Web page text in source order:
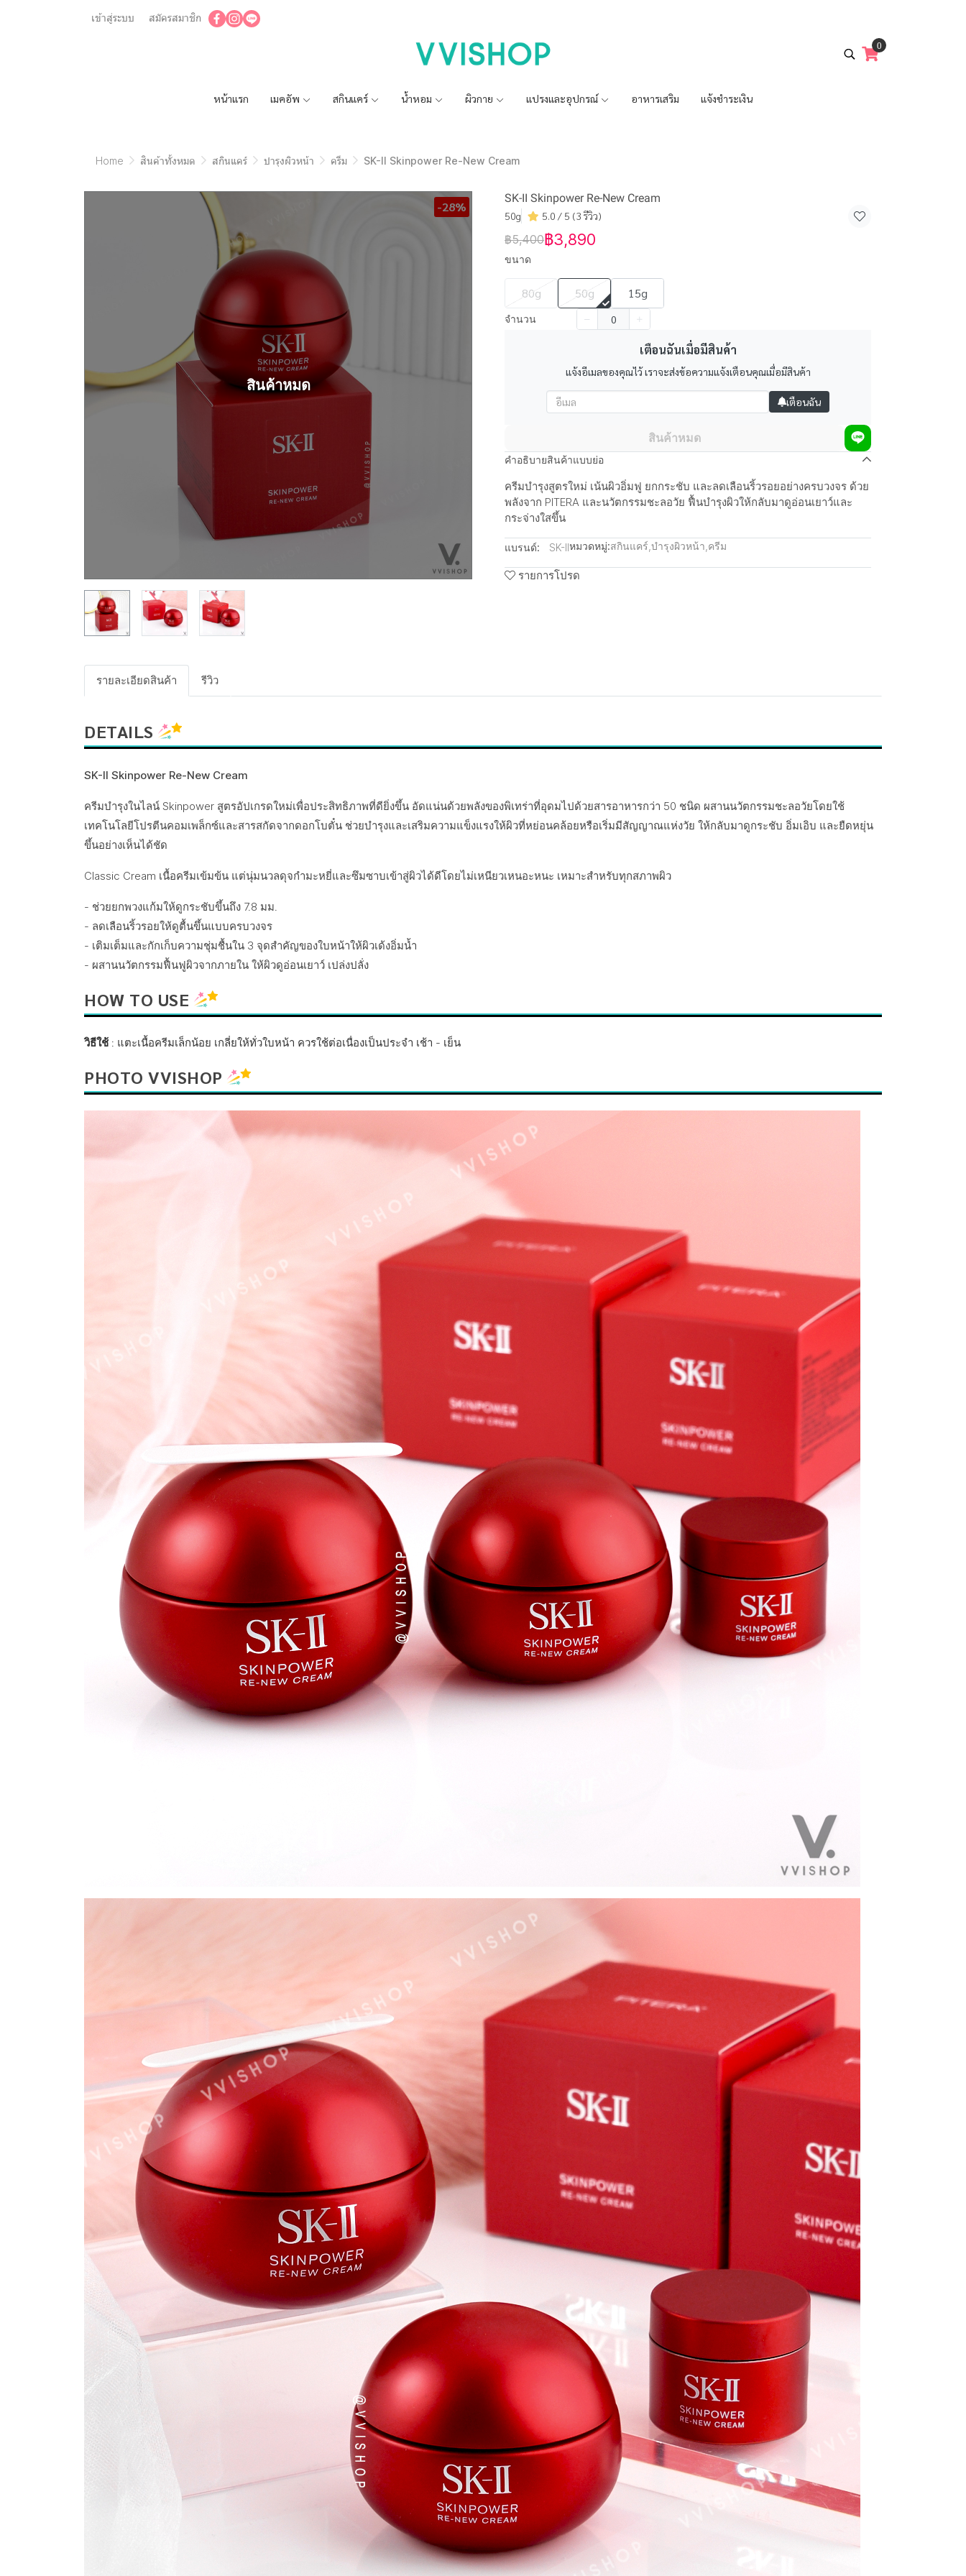
เข้าสู่ระบบ สมัครสมาชิก
0
หน้าแรก เมคอัพ สกินแคร์ น้ำหอม ผิวกาย แปรงและอุปกรณ์ อาหารเสริม แจ้งชำระเงิน
Home สินค้าทั้งหมด สกินแคร์ บำรุงผิวหน้า ครีม SK-II Skinpower Re-New Cream
-28%
สินค้าหมด
SK-II Skinpower Re-New Cream
50g 5.0 / 5 (3 รีวิว)
฿5,400฿3,890
ขนาด
80g 50g 15g
จำนวน
เตือนฉันเมื่อมีสินค้า
แจ้งอีเมลของคุณไว้ เราจะส่งข้อความแจ้งเตือนคุณเมื่อมีสินค้า
เตือนฉัน
สินค้าหมด
คำอธิบายสินค้าแบบย่อ
ครีมบำรุงสูตรใหม่ เน้นผิวอิ่มฟู ยกกระชับ และลดเลือนริ้วรอยอย่างครบวงจร ด้วย
พลังจาก PITERA และนวัตกรรมชะลอวัย ฟื้นบำรุงผิวให้กลับมาดูอ่อนเยาว์และ
กระจ่างใสขึ้น
แบรนด์: SK-IIหมวดหมู่:สกินแคร์ บำรุงผิวหน้า ครีม
รายการโปรด
รายละเอียดสินค้า รีวิว
DETAILS
SK-II Skinpower Re-New Cream
ครีมบำรุงในไลน์ Skinpower สูตรอัปเกรดใหม่เพื่อประสิทธิภาพที่ดียิ่งขึ้น อัดแน่นด้วยพลังของพิเทร่าที่อุดมไปด้วยสารอาหารกว่า 50 ชนิด ผสานนวัตกรรมชะลอวัยโดยใช้
เทคโนโลยีโปรตีนคอมเพล็กซ์และสารสกัดจากดอกโบตั๋น ช่วยบำรุงและเสริมความแข็งแรงให้ผิวที่หย่อนคล้อยหรือเริ่มมีสัญญาณแห่งวัย ให้กลับมาดูกระชับ อิ่มเอิบ และยืดหยุ่น
ขึ้นอย่างเห็นได้ชัด
Classic Cream เนื้อครีมเข้มข้น แต่นุ่มนวลดุจกำมะหยี่และซึมซาบเข้าสู่ผิวได้ดีโดยไม่เหนียวเหนอะหนะ เหมาะสำหรับทุกสภาพผิว
- ช่วยยกพวงแก้มให้ดูกระชับขึ้นถึง 7.8 มม.
- ลดเลือนริ้วรอยให้ดูตื้นขึ้นแบบครบวงจร
- เติมเต็มและกักเก็บความชุ่มชื้นใน 3 จุดสำคัญของใบหน้าให้ผิวเด้งอิ่มน้ำ
- ผสานนวัตกรรมฟื้นฟูผิวจากภายใน ให้ผิวดูอ่อนเยาว์ เปล่งปลั่ง
HOW TO USE
วิธีใช้: แตะเนื้อครีมเล็กน้อย เกลี่ยให้ทั่วใบหน้า ควรใช้ต่อเนื่องเป็นประจำ เช้า - เย็น
PHOTO VVISHOP